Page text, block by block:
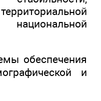
обеспечения
и